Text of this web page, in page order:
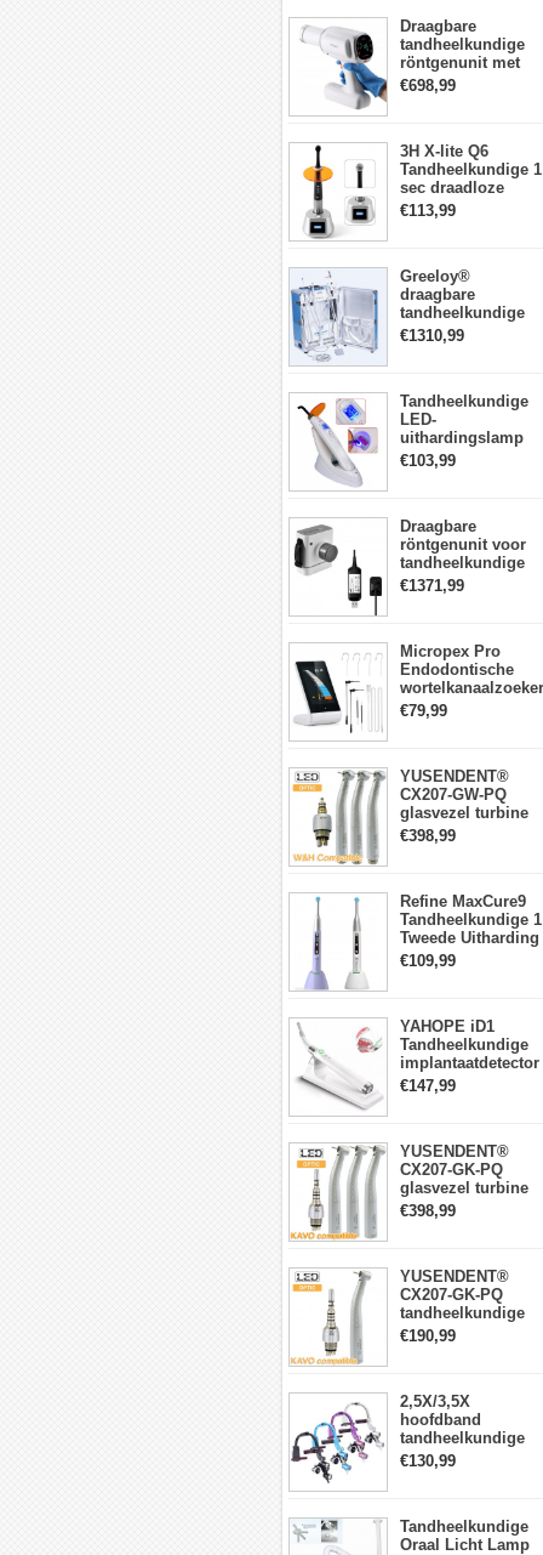
Draagbare
tandheelkundige
röntgenunit met
hoge frequentie
intraorale
€698,99
3H X-lite Q6
Tandheelkundige 1
sec draadloze
LED-
Uithardingslamp
behuizing
€113,99
Greeloy®
draagbare
tandheelkundige
Eenheid met
luchtCompressor
ultrasone scaler)
€1310,99
Tandheelkundige
LED-
uithardingslamp
Draadloos met
lichtmeter 2000
€103,99
Draagbare
röntgenunit voor
tandheelkundige
apparatuur met
hoge frequentie +
€1371,99
Micropex Pro
Endodontische
wortelkanaalzoeker
Apex Locator voor
€79,99
YUSENDENT®
CX207-GW-PQ
glasvezel turbine
handstuk W&H
compatibel
€398,99
Refine MaxCure9
Tandheelkundige 1
Tweede Uitharding
LED-
uithardingslamp
€109,99
YAHOPE iD1
Tandheelkundige
implantaatdetector
implantaatlocator
slimme
€147,99
YUSENDENT®
CX207-GK-PQ
glasvezel turbine
handstuk KAVO-
compatibel
x3)
€398,99
YUSENDENT®
CX207-GK-PQ
tandheelkundige
turbine-handstuk
compatibel met
€190,99
2,5X/3,5X
hoofdband
tandheelkundige
verrekijkerloepen
met 5W LED-
€130,99
Tandheelkundige
Oraal Licht Lamp